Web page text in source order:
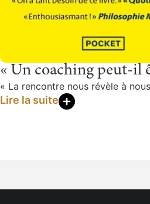
« Un coaching peut-il
« La rencontre nous révèle à
Lire la suite